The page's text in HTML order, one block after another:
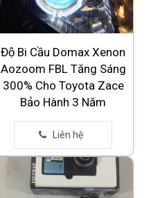
Độ Bi Cầu Domax Xenon
Aozoom FBL Tăng Sáng
300% Cho Toyota Zace
Bảo Hành 3 Năm